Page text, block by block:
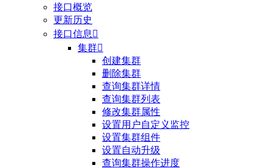
接口概览
更新历史
接口信息 
集群
创建集群
删除集群
查询集群详情
查询集群列表
修改集群属性
设置用户自定义监控
设置集群组件
设置自动升级
查询集群操作进度